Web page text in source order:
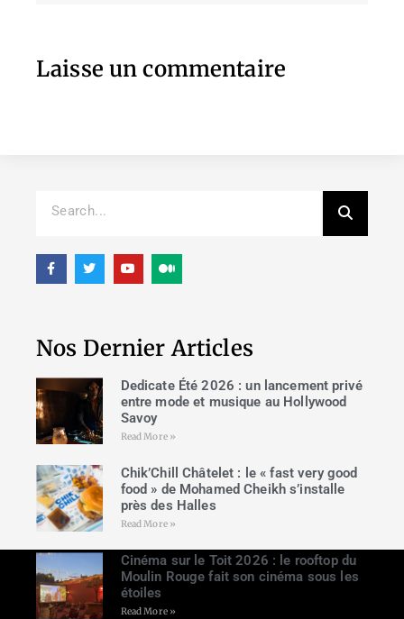
Laisse un commentaire
Nos Dernier Articles
Dedicate Été 2026 : un lancement privé
entre mode et musique au Hollywood
Savoy
Read More »
Chik’Chill Châtelet : le « fast very good
food » de Mohamed Cheikh s’installe
près des Halles
Read More »
Cinéma sur le Toit 2026 : le rooftop du
Moulin Rouge fait son cinéma sous les
étoiles
Read More »